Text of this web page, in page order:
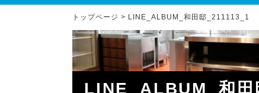
トップページ > LINE_ALBUM_和田邸_211113_1
LINE_ALBUM_和